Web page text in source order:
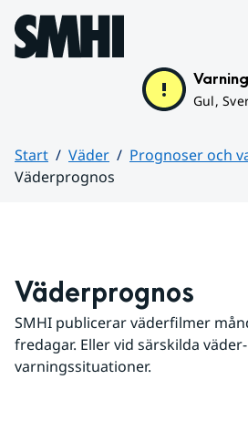
Hoppa till sidans innehåll
Varning
Gul,
Start Väder
Prognoser och
Väderprognos
Väderprognos
SMHI publicerar väderfilmer
fredagar. Eller vid särskilda
varningssituationer.